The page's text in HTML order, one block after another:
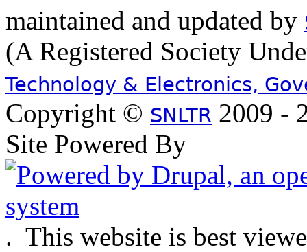
maintained and updated by
(A Registered Society
Technology & Electronics,
Copyright © SNLTR 2009 -
Site Powered By
. This website is best